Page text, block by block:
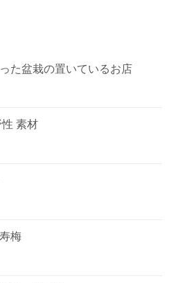
た盆栽の置いているお店
素材
梅